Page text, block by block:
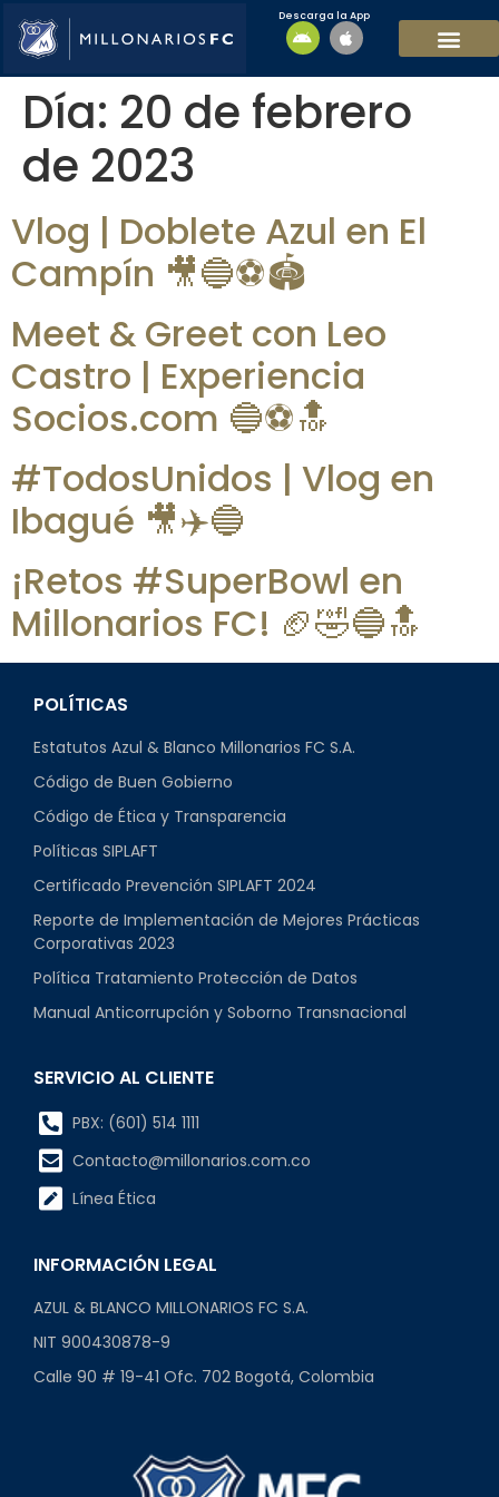
Descarga la App
Día: 20 de febrero
de 2023
Vlog | Doblete Azul en El
Campín 🎥🔵⚽️🏟️
Meet & Greet con Leo
Castro | Experiencia
Socios.com 🔵⚽🔝
#TodosUnidos | Vlog en
Ibagué 🎥✈️🔵
¡Retos #SuperBowl en
Millonarios FC! 🏈🤣🔵🔝
POLÍTICAS
Estatutos Azul & Blanco Millonarios FC S.A.
Código de Buen Gobierno
Código de Ética y Transparencia
Políticas SIPLAFT
Certificado Prevención SIPLAFT 2024
Reporte de Implementación de Mejores Prácticas
Corporativas 2023
Política Tratamiento Protección de Datos
Manual Anticorrupción y Soborno Transnacional
SERVICIO AL CLIENTE
PBX: (601) 514 1111
Contacto@millonarios.com.co
Línea Ética
INFORMACIÓN LEGAL
AZUL & BLANCO MILLONARIOS FC S.A.
NIT 900430878-9
Calle 90 # 19-41 Ofc. 702 Bogotá, Colombia